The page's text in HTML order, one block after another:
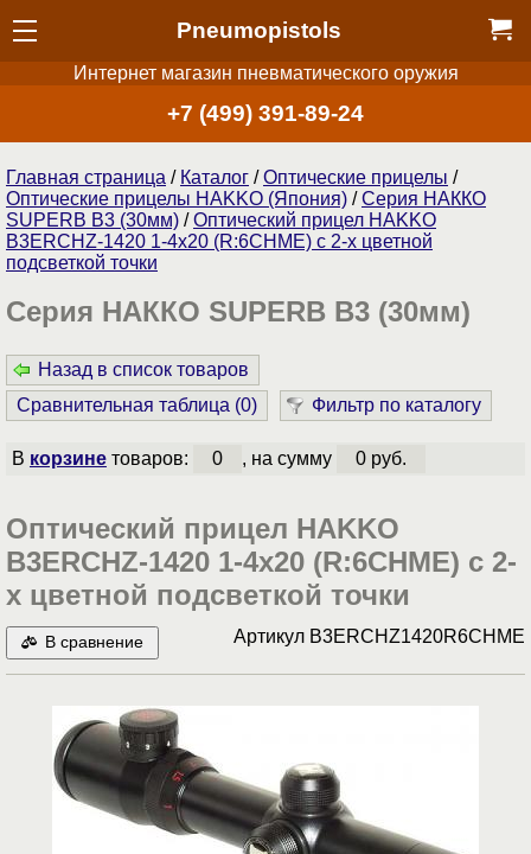
Pneumopistols
Интернет магазин пневматического оружия
+7 (499) 391-89-24
Главная страница / Каталог /Оптические прицелы /
Оптические прицелы HAKKO (Япония) /Серия НАККО
SUPERB B3 (30мм) /Оптический прицел HAKKO
B3ERCHZ-1420 1-4x20 (R:6CHME) с 2-x цветной
подсветкой точки
Серия НАККО SUPERB B3 (30мм)
Назад в список товаров
Сравнительная таблица (0) Фильтр по каталогу
В корзинетоваров: 0 , на сумму 0 руб.
Оптический прицел HAKKO
B3ERCHZ-1420 1-4x20 (R:6CHME) с 2-
x цветной подсветкой точки
В сравнение Артикул B3ERCHZ1420R6CHME